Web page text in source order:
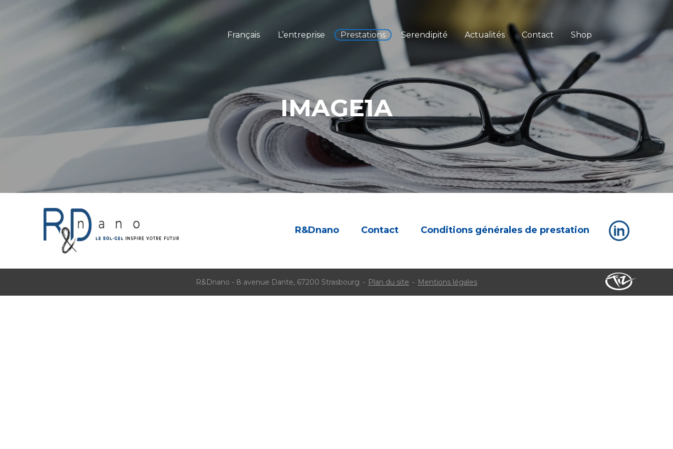
Français L’entreprise Prestations Serendipité Actualités Contact Shop
IMAGE1A
R&Dnano Contact Conditions générales de prestation
R&Dnano - 8 avenue Dante, 67200 Strasbourg Plan du site Mentions légales